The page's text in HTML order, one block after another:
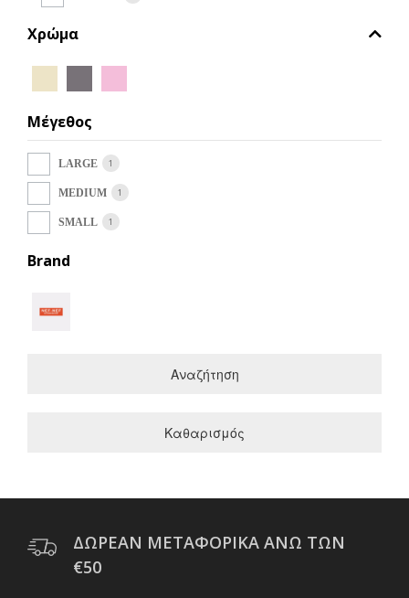
Χρώμα
Μέγεθος
LARGE 1
MEDIUM 1
SMALL 1
Brand
Αναζήτηση
Καθαρισμός
ΔΩΡΕΑΝ ΜΕΤΑΦΟΡΙΚΑ ΑΝΩ ΤΩΝ
€50